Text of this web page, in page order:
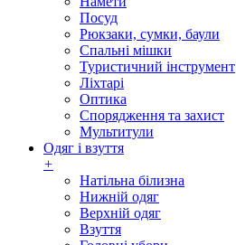
Посуд
Рюкзаки, сумки, баули
Спальні мішки
Туристичний інструмент
Ліхтарі
Оптика
Спорядження та захист
Мультитули
Одяг і взуття
+
Натільна білизна
Нижній одяг
Верхній одяг
Взуття